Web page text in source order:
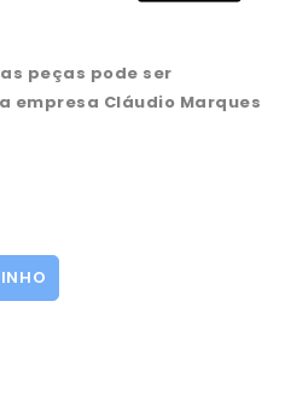
peças pode ser
empresa Cláudio Marques